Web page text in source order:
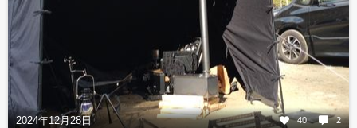
2024年12月28日 40 2